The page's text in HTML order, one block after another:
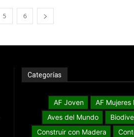
5 6
Categorías
AF Joven AF Mujeres
Aves del Mundo
Construir con Madera